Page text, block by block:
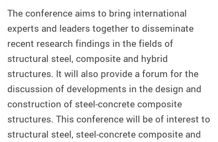
The conference aims to bring international
experts and leaders together to disseminate
recent research findings in the fields of
structural steel, composite and hybrid
structures. It will also provide a forum for the
discussion of developments in the design and
construction of steel-concrete composite
structures. This conference will be of interest to
structural steel, steel-concrete composite and